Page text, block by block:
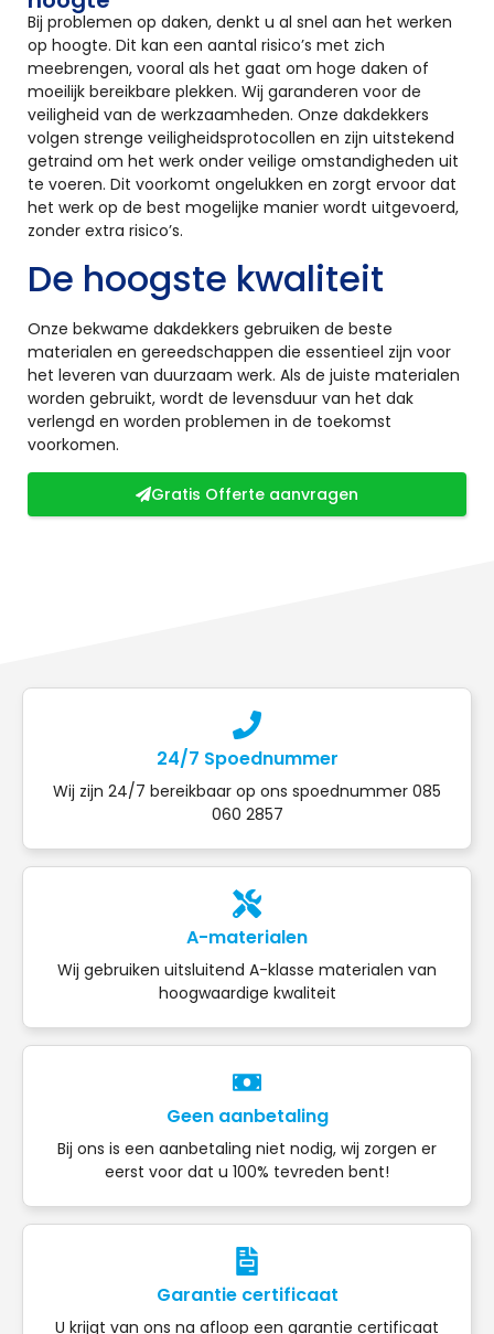
Bij problemen op daken, denkt u al snel aan het werken
op hoogte. Dit kan een aantal risico’s met zich
meebrengen, vooral als het gaat om hoge daken of
moeilijk bereikbare plekken. Wij garanderen voor de
veiligheid van de werkzaamheden. Onze dakdekkers
volgen strenge veiligheidsprotocollen en zijn uitstekend
getraind om het werk onder veilige omstandigheden uit
te voeren. Dit voorkomt ongelukken en zorgt ervoor dat
het werk op de best mogelijke manier wordt uitgevoerd,
zonder extra risico’s.
De hoogste kwaliteit
Onze bekwame dakdekkers gebruiken de beste
materialen en gereedschappen die essentieel zijn voor
het leveren van duurzaam werk. Als de juiste materialen
worden gebruikt, wordt de levensduur van het dak
verlengd en worden problemen in de toekomst
voorkomen.
Gratis Offerte aanvragen
24/7 Spoednummer
Wij zijn 24/7 bereikbaar op ons spoednummer 085
060 2857
A-materialen
Wij gebruiken uitsluitend A-klasse materialen van
hoogwaardige kwaliteit
Geen aanbetaling
Bij ons is een aanbetaling niet nodig, wij zorgen er
eerst voor dat u 100% tevreden bent!
Garantie certificaat
U krijgt van ons na afloop een garantie certificaat